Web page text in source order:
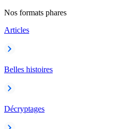
Nos formats phares
Articles
Belles histoires
Décryptages